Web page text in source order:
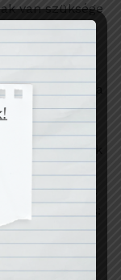
van szüksége
ha a
fel, azzal
növényre
látott el: a
például.
a szója is
így csak
több
kerülő faj.
repcével is:
iránt,